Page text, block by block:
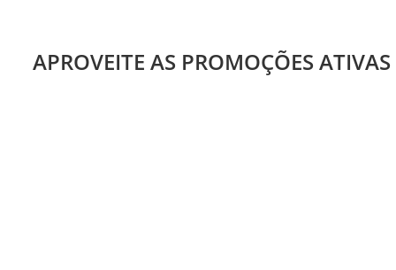
APROVEITE AS PROMOÇÕES ATIVAS